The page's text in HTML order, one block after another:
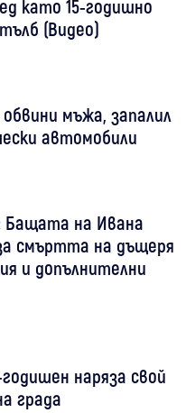
като 15-годишно
(Видео)
мъжа, запалил
автомобили
Бащата на Ивана
смъртта на дъщеря
и допълнителни
наряза свой
града